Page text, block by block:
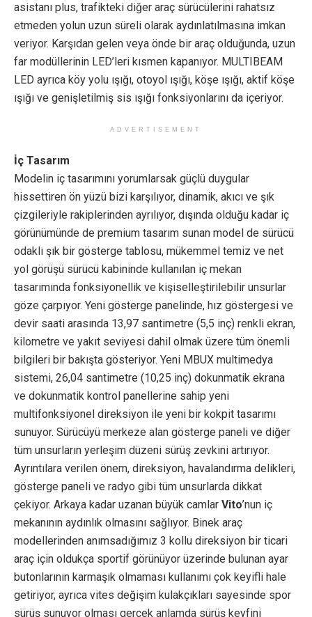
asistanı plus, trafikteki diğer araç sürücülerini rahatsız
etmeden yolun uzun süreli olarak aydınlatılmasına imkan
veriyor. Karşıdan gelen veya önde bir araç olduğunda, uzun
far modüllerinin LED’leri kısmen kapanıyor. MULTIBEAM
LED ayrıca köy yolu ışığı, otoyol ışığı, köşe ışığı, aktif köşe
ışığı ve genişletilmiş sis ışığı fonksiyonlarını da içeriyor.
ADVERTISEMENT
İç Tasarım
Modelin iç tasarımını yorumlarsak güçlü duygular
hissettiren ön yüzü bizi karşılıyor, dinamik, akıcı ve şık
çizgileriyle rakiplerinden ayrılıyor, dışında olduğu kadar iç
görünümünde de premium tasarım sunan model de sürücü
odaklı şık bir gösterge tablosu, mükemmel temiz ve net
yol görüşü sürücü kabininde kullanılan iç mekan
tasarımında fonksiyonellik ve kişiselleştirilebilir unsurlar
göze çarpıyor. Yeni gösterge panelinde, hız göstergesi ve
devir saati arasında 13,97 santimetre (5,5 inç) renkli ekran,
kilometre ve yakıt seviyesi dahil olmak üzere tüm önemli
bilgileri bir bakışta gösteriyor. Yeni MBUX multimedya
sistemi, 26,04 santimetre (10,25 inç) dokunmatik ekrana
ve dokunmatik kontrol panellerine sahip yeni
multifonksiyonel direksiyon ile yeni bir kokpit tasarımı
sunuyor. Sürücüyü merkeze alan gösterge paneli ve diğer
tüm unsurların yerleşim düzeni sürüş zevkini artırıyor.
Ayrıntılara verilen önem, direksiyon, havalandırma delikleri,
gösterge paneli ve radyo gibi tüm unsurlarda dikkat
çekiyor. Arkaya kadar uzanan büyük camlar Vito’nun iç
mekanının aydınlık olmasını sağlıyor. Binek araç
modellerinden anımsadığımız 3 kollu direksiyon bir ticari
araç için oldukça sportif görünüyor üzerinde bulunan ayar
butonlarının karmaşık olmaması kullanımı çok keyifli hale
getiriyor, ayrıca vites değişim kulakçıkları sayesinde spor
sürüş sunuyor olması gerçek anlamda sürüş keyfini